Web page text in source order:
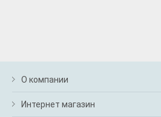
О компании
Интернет магазин